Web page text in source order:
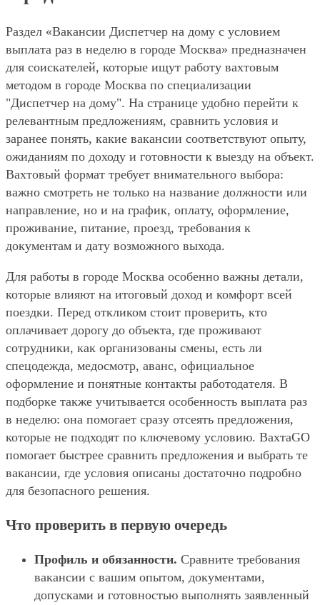
Раздел «Вакансии Диспетчер на дому с условием
выплата раз в неделю в городе Москва» предназначен
для соискателей, которые ищут работу вахтовым
методом в городе Москва по специализации
"Диспетчер на дому". На странице удобно перейти к
релевантным предложениям, сравнить условия и
заранее понять, какие вакансии соответствуют опыту,
ожиданиям по доходу и готовности к выезду на объект.
Вахтовый формат требует внимательного выбора:
важно смотреть не только на название должности или
направление, но и на график, оплату, оформление,
проживание, питание, проезд, требования к
документам и дату возможного выхода.
Для работы в городе Москва особенно важны детали,
которые влияют на итоговый доход и комфорт всей
поездки. Перед откликом стоит проверить, кто
оплачивает дорогу до объекта, где проживают
сотрудники, как организованы смены, есть ли
спецодежда, медосмотр, аванс, официальное
оформление и понятные контакты работодателя. В
подборке также учитывается особенность выплата раз
в неделю: она помогает сразу отсеять предложения,
которые не подходят по ключевому условию. ВахтаGO
помогает быстрее сравнить предложения и выбрать те
вакансии, где условия описаны достаточно подробно
для безопасного решения.
Что проверить в первую очередь
Профиль и обязанности. Сравните требования
вакансии с вашим опытом, документами,
допусками и готовностью выполнять заявленный